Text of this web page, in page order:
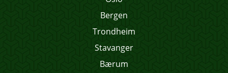
Bergen
Trondheim
Stavanger
Bærum